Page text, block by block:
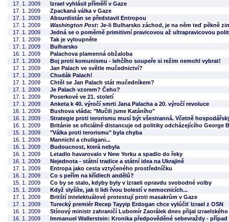
17. 1. 2009
Izrael vyhlásil příměří v Gaze
17. 1. 2009
Zpackaná válka v Gaze
17. 1. 2009
Absurdistán se představil Entropou
17. 1. 2009
Washington Post: Je-li Bulharsko záchod, je na něm teď pěkně
17. 1. 2009
Jedná se o poměrně primitivní pravicovou až ultrapravicovou
17. 1. 2009
Tak je vyloupněte
17. 1. 2009
Bulharsko
16. 1. 2009
Palachova plamenná obžaloba
17. 1. 2009
Boj proti komunismu - lehčího soupeře si režim nemohl vybrat!
17. 1. 2009
Jan Palach ve světle mučednictví?
17. 1. 2009
Chudák Palach!
17. 1. 2009
Chtěl se Jan Palach stát mučedníkem?
17. 1. 2009
Je Palach vzorem? Čeho?
17. 1. 2009
Poserkové ve 21. století
17. 1. 2009
Anketa k 40. výročí smrti Jana Palacha a 20. výročí revoluce
16. 1. 2009
Bushova vláda: "Mučili jsme Katáního"
16. 1. 2009
Strategie proti terorismu musí být všestranná. Včetně
16. 1. 2009
Británie se oficiálně distancuje od politiky odcházejícího George
15. 1. 2009
"Válka proti terorismu" byla chyba
16. 1. 2009
Mannichl a chuligani...
16. 1. 2009
Budoucnost, která nebyla
16. 1. 2009
Letadlo havarovalo v New Yorku a spadlo do řeky
16. 1. 2009
Nejednota - státní tradice a státní idea na Ukrajině
17. 1. 2009
Entropa jako cesta vztyčeného prostředníčku
16. 1. 2009
Co s peřím na křídlech andělů?
15. 1. 2009
Co by se stalo, kdyby byly v Izraeli opravdu svobodné volby
15. 1. 2009
Když slyšíte, jak ti lidi řvou bolestí v nemocnicích...
17. 1. 2009
Britští intelektuálové protestují proti masakrům v Gaze
17. 1. 2009
Turecký premiér Recep Tayyip Erdogan chce vylúčiť Izrael z OSN
16. 1. 2009
Stínový ministr zahraničí Lubomír Zaorálek dnes přijal izraelského
16. 1. 2009
Immanuel Wallerstein: Kronika předpověděné sebevraždy - případ